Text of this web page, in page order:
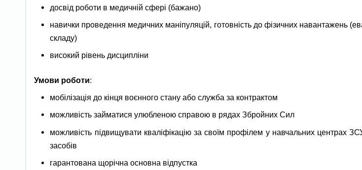
досвід роботи в медичній сфері (бажано)
навички проведення медичних маніпуляцій, готовність до фізичних навантажень
складу)
високий рівень дисципліни
Умови роботи:
мобілізація до кінця воєнного стану або служба за контрактом
можливість займатися улюбленою справою в рядах Збройних Сил
можливість підвищувати кваліфікацію за своїм профілем у навчальних центрах
засобів
гарантована щорічна основна відпустка